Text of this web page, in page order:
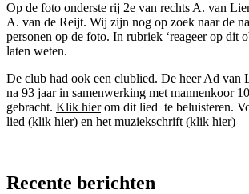
Op de foto onderste rij 2e van rechts A. van
A. van de Reijt. Wij zijn nog op zoek naar de
personen op de foto. In rubriek ‘reageer op dit
laten weten.
De club had ook een clublied. De heer Ad van
na 93 jaar in samenwerking met mannenkoor
gebracht. Klik hierom dit lied te beluisteren.
lied (klik hier) en het muziekschrift (klik hier)
Recente berichten